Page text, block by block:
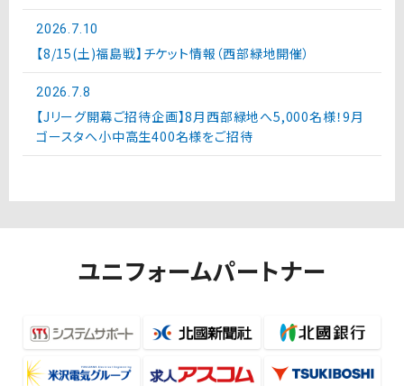
2026.7.10
【8/15(土)福島戦】チケット情報（西部緑地開催）
2026.7.8
【Jリーグ開幕ご招待企画】8月西部緑地へ5,000名様！9月
ゴースタへ小中高生400名様をご招待
ユニフォームパートナー